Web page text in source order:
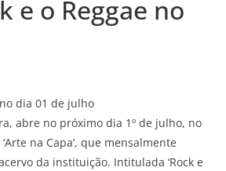
e o Reggae no
dia 01 de julho
abre no próximo dia 1º de julho, no
na Capa’, que mensalmente
da instituição. Intitulada ‘Rock e